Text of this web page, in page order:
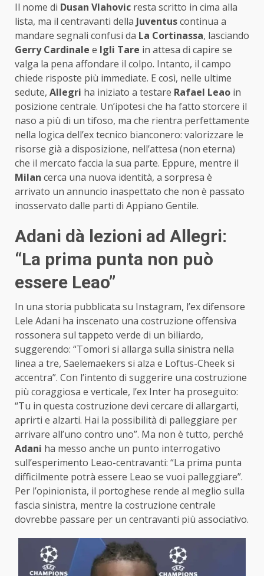
Il nome di Dusan Vlahovic resta scritto in cima alla
lista, ma il centravanti della Juventuscontinua a
mandare segnali confusi da La Cortinassa, lasciando
Gerry Cardinale e Igli Tare in attesa di capire se
valga la pena affondare il colpo. Intanto, il campo
chiede risposte più immediate. E così, nelle ultime
sedute, Allegri ha iniziato a testare Rafael Leao in
posizione centrale. Un’ipotesi che ha fatto storcere il
naso a più di un tifoso, ma che rientra perfettamente
nella logica dell’ex tecnico bianconero: valorizzare le
risorse già a disposizione, nell’attesa (non eterna)
che il mercato faccia la sua parte. Eppure, mentre il
Milan cerca una nuova identità, a sorpresa è
arrivato un annuncio inaspettato che non è passato
inosservato dalle parti di Appiano Gentile.
Adani dà lezioni ad Allegri:
“La prima punta non può
essere Leao”
In una storia pubblicata su Instagram, l’ex difensore
Lele Adani ha inscenato una costruzione offensiva
rossonera sul tappeto verde di un biliardo,
suggerendo: “Tomori si allarga sulla sinistra nella
linea a tre, Saelemaekers si alza e Loftus-Cheek si
accentra”. Con l’intento di suggerire una costruzione
più coraggiosa e verticale, l’ex Inter ha proseguito:
“Tu in questa costruzione devi cercare di allargarti,
aprirti e alzarti. Hai la possibilità di palleggiare per
arrivare all’uno contro uno”. Ma non è tutto, perché
Adani ha messo anche un punto interrogativo
sull’esperimento Leao-centravanti: “La prima punta
difficilmente potrà essere Leao se vuoi palleggiare”.
Per l’opinionista, il portoghese rende al meglio sulla
fascia sinistra, mentre la costruzione centrale
dovrebbe passare per un centravanti più associativo.